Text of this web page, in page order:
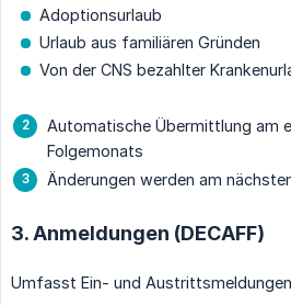
Adoptionsurlaub
Urlaub aus familiären Gründen
Von der CNS bezahlter
Automatische Übermittlung am
Folgemonats
Änderungen werden am
3. Anmeldungen (DECAFF)
Umfasst Ein- und